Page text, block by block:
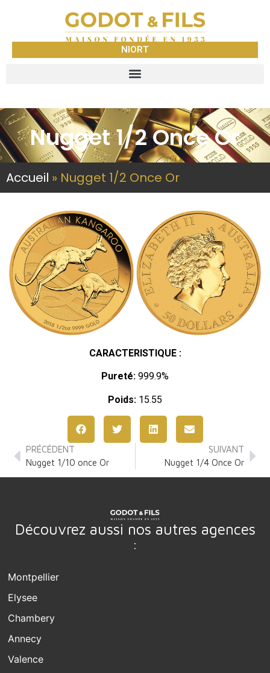
NIORT
Nugget 1/2 Once Or
Accueil » Nugget 1/2 Once Or
CARACTERISTIQUE :
Pureté: 999.9%
Poids: 15.55
PRÉCÉDENT
Nugget 1/10 once Or
SUIVANT
Nugget 1/4 Once Or
Découvrez aussi nos autres agences
:
Montpellier
Elysee
Chambery
Annecy
Valence